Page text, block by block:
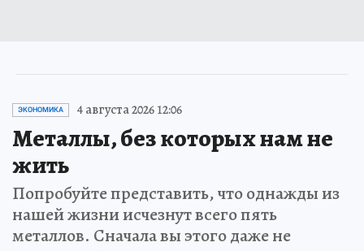
ЭКОНОМИКА 4 августа 2026 12:06
Металлы, без которых нам не
жить
Попробуйте представить, что однажды из
нашей жизни исчезнут всего пять
металлов. Сначала вы этого даже не